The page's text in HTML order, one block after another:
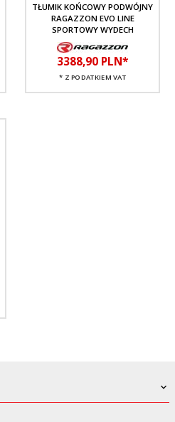
TŁUMIK KOŃCOWY PODWÓJNY
RAGAZZON EVO LINE
SPORTOWY WYDECH
3388,90 PLN*
* Z PODATKIEM VAT